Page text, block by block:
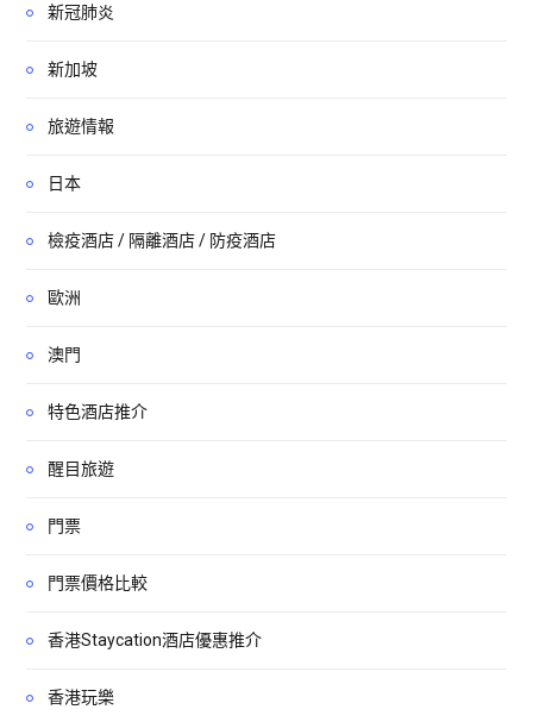
新冠肺炎
新加坡
旅遊情報
日本
檢疫酒店 / 隔離酒店 / 防疫酒店
歐洲
澳門
特色酒店推介
醒目旅遊
門票
門票價格比較
香港Staycation酒店優惠推介
香港玩樂